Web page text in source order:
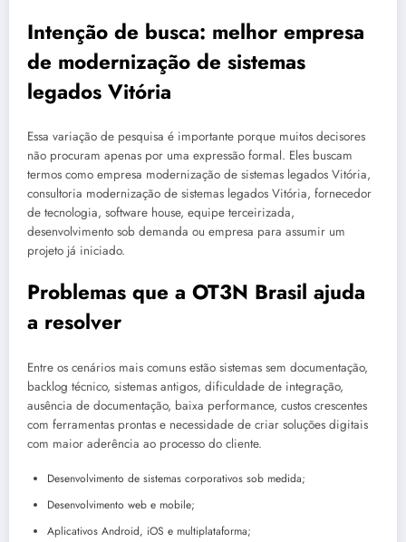
Intenção de busca: melhor empresa
de modernização de sistemas
legados Vitória
Essa variação de pesquisa é importante porque muitos decisores
não procuram apenas por uma expressão formal. Eles buscam
termos como empresa modernização de sistemas legados Vitória,
consultoria modernização de sistemas legados Vitória, fornecedor
de tecnologia, software house, equipe terceirizada,
desenvolvimento sob demanda ou empresa para assumir um
projeto já iniciado.
Problemas que a OT3N Brasil ajuda
a resolver
Entre os cenários mais comuns estão sistemas sem documentação,
backlog técnico, sistemas antigos, dificuldade de integração,
ausência de documentação, baixa performance, custos crescentes
com ferramentas prontas e necessidade de criar soluções digitais
com maior aderência ao processo do cliente.
Desenvolvimento de sistemas corporativos sob medida;
Desenvolvimento web e mobile;
Aplicativos Android, iOS e multiplataforma;